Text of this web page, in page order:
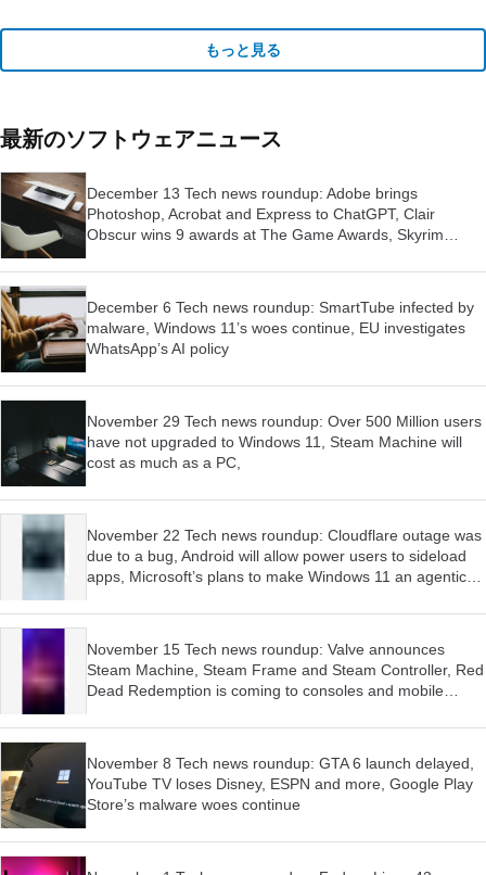
もっと見る
最新のソフトウェアニュース
December 13 Tech news roundup: Adobe brings
Photoshop, Acrobat and Express to ChatGPT, Clair
Obscur wins 9 awards at The Game Awards, Skyrim
December 6 Tech news roundup: SmartTube infected by
malware, Windows 11’s woes continue, EU investigates
WhatsApp’s AI policy
November 29 Tech news roundup: Over 500 Million users
have not upgraded to Windows 11, Steam Machine will
cost as much as a PC,
November 22 Tech news roundup: Cloudflare outage was
due to a bug, Android will allow power users to sideload
apps, Microsoft’s plans to make Windows 11 an agentic
November 15 Tech news roundup: Valve announces
Steam Machine, Steam Frame and Steam Controller, Red
Dead Redemption is coming to consoles and mobile
November 8 Tech news roundup: GTA 6 launch delayed,
YouTube TV loses Disney, ESPN and more, Google Play
Store’s malware woes continue